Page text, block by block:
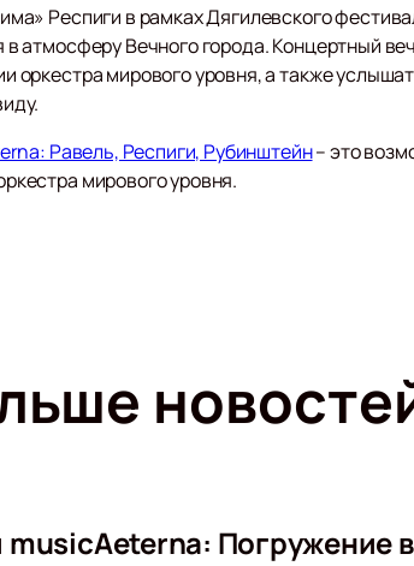
Респиги в рамках Дягилевского
атмосферу Вечного города. Концертный
оркестра мирового уровня, а также
Равель, Респиги, Рубинштейн– это
мирового уровня.
musicAeterna: Погружение